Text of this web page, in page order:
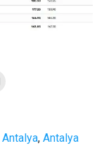
Antalya, Antalya